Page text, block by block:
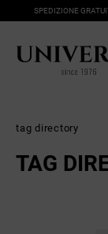
SPEDIZIONE
tag directory
TAG